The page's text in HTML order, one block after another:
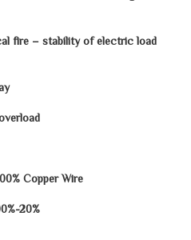
fire –stability of electric load
Copper Wire
20%